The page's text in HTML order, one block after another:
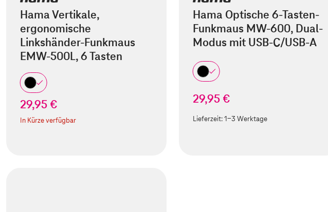
Hama Vertikale,
ergonomische
Linkshänder-Funkmaus
EMW-500L, 6 Tasten
29,95 €
In Kürze verfügbar
Hama Optische 6-Tasten-
Funkmaus MW-600, Dual-
Modus mit USB-C/USB-A
29,95 €
Lieferzeit:1-3 Werktage